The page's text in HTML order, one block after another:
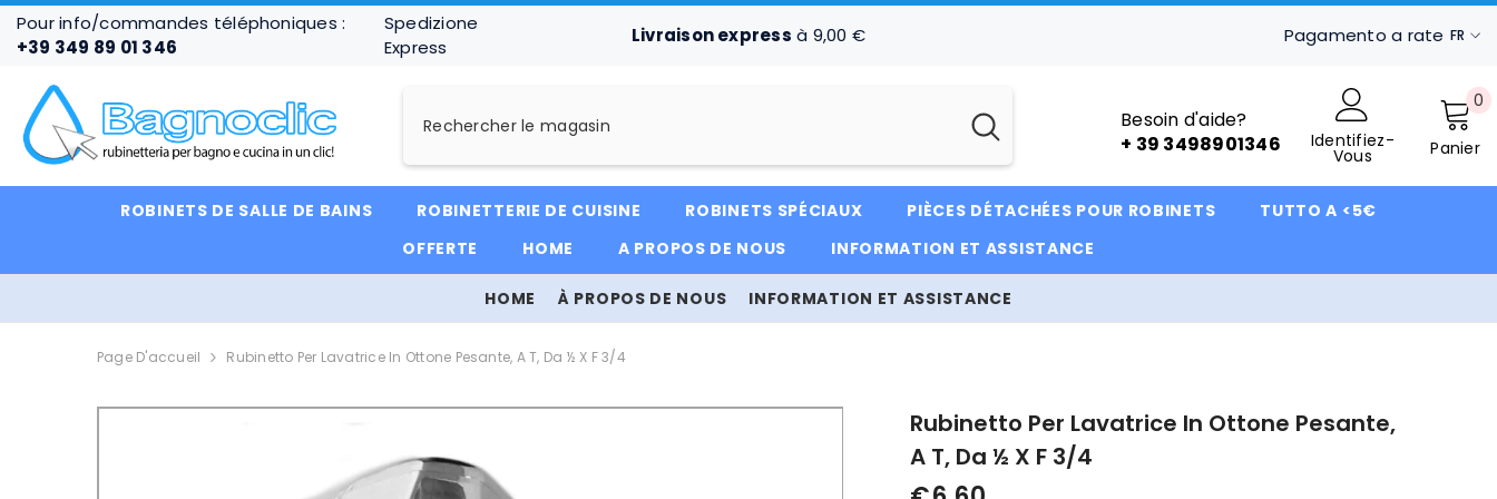
Pour info/commandes téléphoniques :
+39 349 89 01 346
Spedizione
Express
Livraison express à 9,00 € Pagamento a rate FR
DE
Besoin d'aide?
+ 39 3498901346
Identifiez-
Vous Panier
00
ROBINETS DE SALLE DE BAINS ROBINETTERIE DE CUISINE ROBINETS SPÉCIAUX PIÈCES DÉTACHÉES POUR ROBINETS
TUTTO A <5€
OFFERTE
HOME A PROPOS DE NOUS INFORMATION ET ASSISTANCE
HOME À PROPOS DE NOUS INFORMATION ET ASSISTANCE
Page D'accueil Rubinetto Per Lavatrice In Ottone Pesante, A T, Da ½ X F 3/4
Rubinetto Per Lavatrice In Ottone Pesante,
A T, Da ½ X F 3/4